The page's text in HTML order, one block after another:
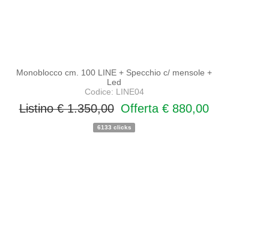
Monoblocco cm. 100 LINE + Specchio c/ mensole +
Led
Codice: LINE04
Listino € 1.350,00 Offerta € 880,00
6133 clicks